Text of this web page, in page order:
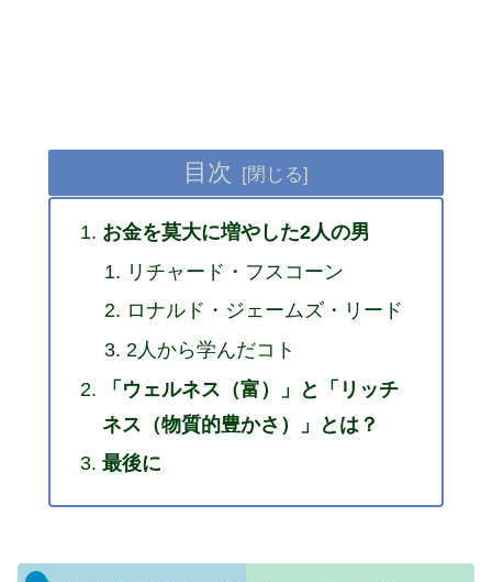
目次
お金を莫大に増やした2人の男
リチャード・フスコーン
ロナルド・ジェームズ・リード
2人から学んだコト
「ウェルネス（富）」と「リッチ
ネス（物質的豊かさ）」とは？
最後に